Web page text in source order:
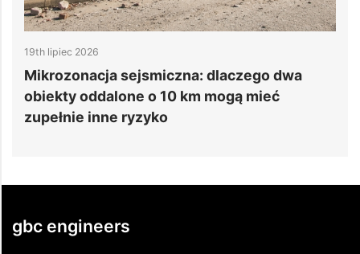
19th lipiec 2026
Mikrozonacja sejsmiczna: dlaczego dwa
obiekty oddalone o 10 km mogą mieć
zupełnie inne ryzyko
gbc engineers